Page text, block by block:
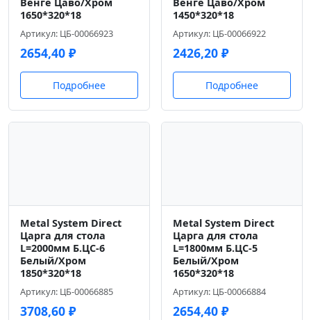
1650*320*18
Артикул: ЦБ-00066923
2654,40 ₽
Подробнее
1450*320*18
Артикул: ЦБ-00066922
2426,20 ₽
Подробнее
Metal System Direct
Царга для стола
L=2000мм Б.ЦС-6
Белый/Хром
1850*320*18
Артикул: ЦБ-00066885
3708,60 ₽
Metal System Direct
Царга для стола
L=1800мм Б.ЦС-5
Белый/Хром
1650*320*18
Артикул: ЦБ-00066884
2654,40 ₽